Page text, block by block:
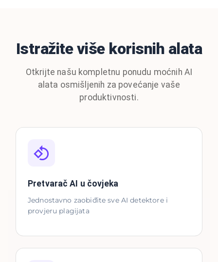
Istražite više korisnih alata
Otkrijte našu kompletnu ponudu moćnih AI
alata osmišljenih za povećanje vaše
produktivnosti.
Pretvarač AI u čovjeka
Jednostavno zaobiđite sve AI detektore i
provjeru plagijata